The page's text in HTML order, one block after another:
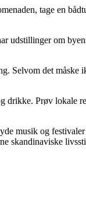
tage en
udstillinger om
Selvom det måske
drikke. Prøv lokale
musik og
skandinaviske